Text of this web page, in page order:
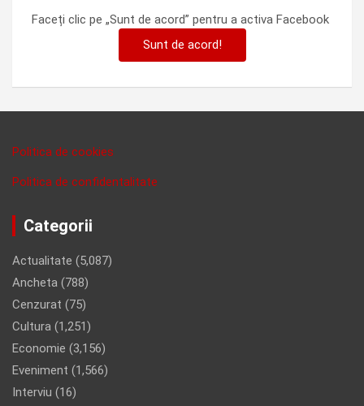
Faceți clic pe „Sunt de acord” pentru a activa Facebook
Sunt de acord!
Politica de cookies
Politica de confidentalitate
Categorii
Actualitate (5,087)
Ancheta (788)
Cenzurat (75)
Cultura (1,251)
Economie (3,156)
Eveniment (1,566)
Interviu (16)